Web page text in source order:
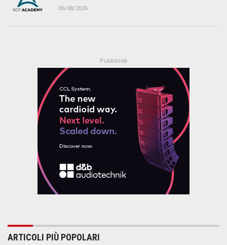
06/08/2026
ARTICOLI PIÙ POPOLARI